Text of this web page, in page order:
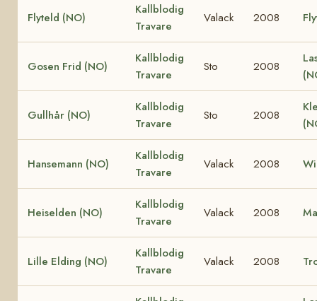
Flyteld (NO)
Kallblodig
Travare
Valack 2008
Gosen Frid (NO)
Kallblodig
Travare
Sto 2008
Gullhår (NO)
Kallblodig
Travare
Sto 2008
Hansemann (NO)
Kallblodig
Travare
Valack 2008
Heiselden (NO)
Kallblodig
Travare
Valack 2008
Lille Elding (NO)
Kallblodig
Travare
Valack 2008